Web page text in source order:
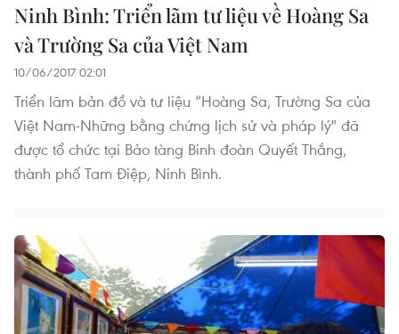
Ninh Bình: Triển lãm tư liệu về Hoàng Sa
và Trường Sa của Việt Nam
10/06/2017 02:01
Triển lãm bản đồ và tư liệu “Hoàng Sa, Trường Sa của
Việt Nam-Những bằng chứng lịch sử và pháp lý" đã
được tổ chức tại Bảo tàng Binh đoàn Quyết Thắng,
thành phố Tam Điệp, Ninh Bình.